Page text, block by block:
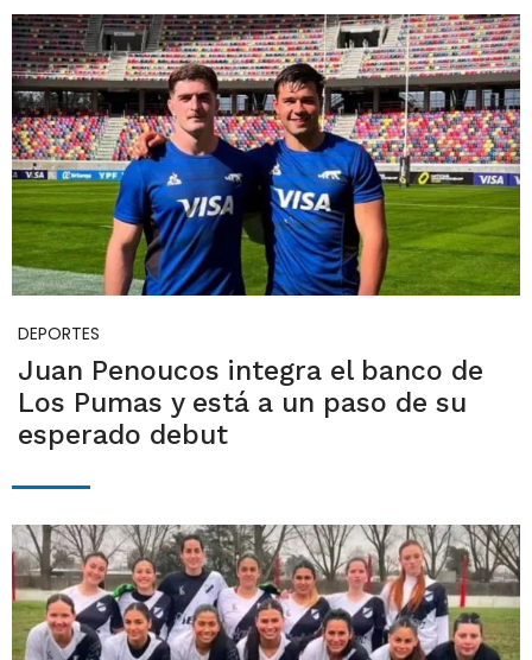
DEPORTES
Juan Penoucos integra el banco de
Los Pumas y está a un paso de su
esperado debut